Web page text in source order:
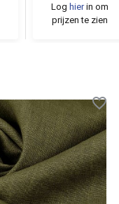
Log hierin om
prijzen te zien